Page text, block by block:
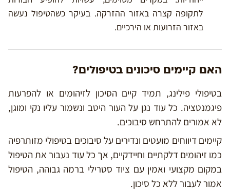
לתקופה קצרה באזור ההזרקה. בעיקר כשהטיפול נעשה
באזור הזרועות או הירכיים.
האם קיימים סיכונים בטיפולים?
בטיפולי פילינג, תמיד קיים הסיכון לזיהומים או להפרעות
פיגמנטציה. כל עוד נגן על העור היטב ונשמור עליו נקי ומוגן,
לא אמורים להתרחש סיבוכים.
קיימים דיווחים מועטים ונדירים על סיבוכים בטיפולי מזותרפיה
כמו זיהומים דלקתיים וחיידקיים, אך כל עוד נעבור את הטיפול
במקום מקצועי ואמין עם ציוד סטרילי ברמה גבוהה, הטיפול
אמור לעבור ללא כל סיכון.